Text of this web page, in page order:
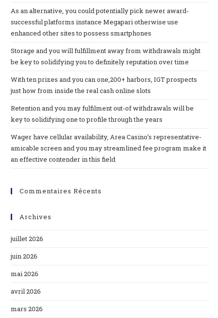
As an alternative, you could potentially pick newer award-
successful platforms instance Megapari otherwise use
enhanced other sites to possess smartphones
Storage and you will fulfillment away from withdrawals might
be key to solidifying you to definitely reputation over time
With ten prizes and you can one,200+ harbors, IGT prospects
just how from inside the real cash online slots
Retention and you may fulfilment out-of withdrawals will be
key to solidifying one to profile through the years
Wager have cellular availability, Area Casino’s representative-
amicable screen and you may streamlined fee program make it
an effective contender in this field
Commentaires Récents
Archives
juillet 2026
juin 2026
mai 2026
avril 2026
mars 2026